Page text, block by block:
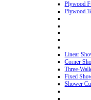
Plywood
Plywood
Linear
Corner
Three-
Fixed
Shower